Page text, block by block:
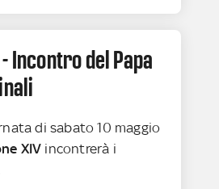
Incontro del Papa
di sabato 10 maggio
XIV incontrerà i